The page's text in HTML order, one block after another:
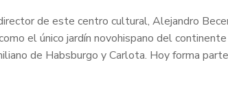
de este centro cultural, Alejandro
el único jardín novohispano del
de Habsburgo y Carlota. Hoy forma